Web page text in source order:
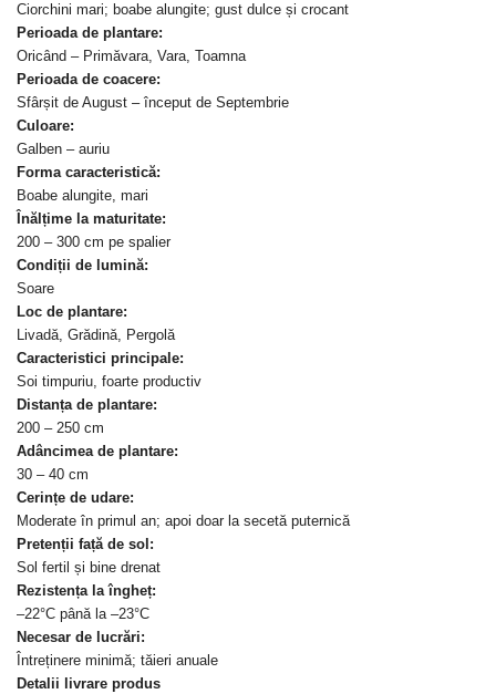
Ciorchini mari; boabe alungite; gust dulce și crocant
Perioada de plantare:
Oricând – Primăvara, Vara, Toamna
Perioada de coacere:
Sfârșit de August – început de Septembrie
Culoare:
Galben – auriu
Forma caracteristică:
Boabe alungite, mari
Înălțime la maturitate:
200 – 300 cm pe spalier
Condiții de lumină:
Soare
Loc de plantare:
Livadă, Grădină, Pergolă
Caracteristici principale:
Soi timpuriu, foarte productiv
Distanța de plantare:
200 – 250 cm
Adâncimea de plantare:
30 – 40 cm
Cerințe de udare:
Moderate în primul an; apoi doar la secetă puternică
Pretenții față de sol:
Sol fertil și bine drenat
Rezistența la îngheț:
–22°C până la –23°C
Necesar de lucrări:
Întreținere minimă; tăieri anuale
Detalii livrare produs